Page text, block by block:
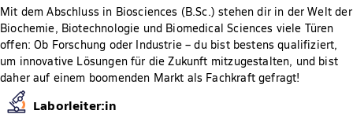
Mit dem Abschluss in Biosciences (B.Sc.) stehen dir in der Welt der
Biochemie, Biotechnologie und Biomedical Sciences viele Türen
offen: Ob Forschung oder Industrie – du bist bestens qualifiziert,
um innovative Lösungen für die Zukunft mitzugestalten, und bist
daher auf einem boomenden Markt als Fachkraft gefragt!
Laborleiter:in